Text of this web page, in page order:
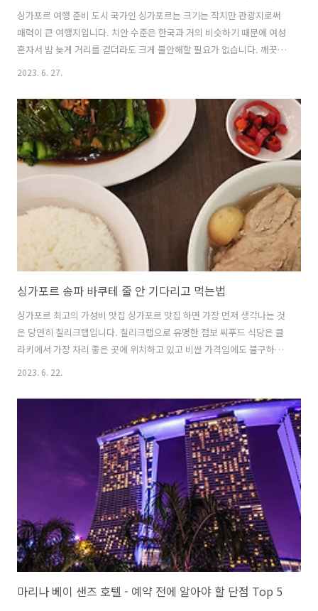
싱가포르 여행 준비 도시 국가인 싱가포르는 크기는 작지만 관광지로써
매력이 큰 여행지입니다. 치안 수준은 한국과 거의 비슷하기 때문에 여성
혼자서 밤 늦게 거리를 걷더라도 크게 불안해할 필요가 없습니다. 깨끗한
도시 환경을 위한 법규도 엄격하기 때문에 어딜 가더라도 청결한 상태라
부나, 태국보단 멀지만 그래도 크게 부담스럽지 않습니다. 특히 여성들이
좋아하는 여행지로 손꼽히는 곳이기도 합니다. 그런 싱가포르에서 가장
유명한 랜드마크는 마리나베이샌즈 호텔입니다. 1박에 70만원이 넘는
어마어마한 가격 수준이지만 그 만큼의 가치를 제공하기 때문에 매년 많
은 관광객들이 마리나베이샌즈 호텔을 방문하고 있습니다. 그렇다면 마
리나베이샌즈를 가장 특..
2023. 6. 27.
싱가포르 송파 바쿠테 줄 안 기다리고 먹는법
싱가포르 최고의 가성비 맛집 싱가포르 맛집 하면 가장 먼저 생각나는 것
은 당연히 칠리크랩입니다. 칠리크랩으로 유명한 점보 씨푸드 식당은 클
라키에서 가장 자리 좋은 곳에 위치하고 있고 비싼 가격임에도 불구하고
1987년 시작한 이후로 싱가포르에서 가장 사랑받는 식당입니다. 맛에 대
니다. 하지만 문제 는 가격이죠! 2인 기준으로 칠리크랩과 술을 간단히
곁들이면 30만 원은 금방 나옵니다. 아무리 돈 쓰러 가는 여행이라고 하
지만 한 끼에 30만 원을 내는 것은 큰 결심이 필요합니다. 그렇기 때문에
점보 씨푸드에서의 식사로 과소비를 한 뒤에 가성비 있는 식당을 찾는다
면 바쿠테 한 그릇을 추천드립니다. 바쿠테는 한국의 갈비탕 혹은 돼지국
2023. 6. 22.
마리나 베이 샌즈 호텔 - 예약 전에 알아야 할 단점 Top 5